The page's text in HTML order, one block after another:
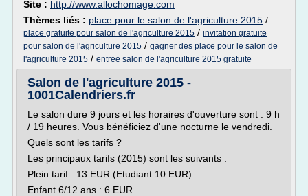
Site : http://www.allochomage.com
Thèmes liés : place pour le salon de l'agriculture 2015 /
place gratuite pour salon de l'agriculture 2015 / invitation gratuite
pour salon de l'agriculture 2015 / gagner des place pour le salon de
l'agriculture 2015 / entree salon de l'agriculture 2015 gratuite
Salon de l'agriculture 2015 -
1001Calendriers.fr
Le salon dure 9 jours et les horaires d'ouverture sont : 9 h
/ 19 heures. Vous bénéficiez d'une nocturne le vendredi.
Quels sont les tarifs ?
Les principaux tarifs (2015) sont les suivants :
Plein tarif : 13 EUR (Etudiant 10 EUR)
Enfant 6/12 ans : 6 EUR